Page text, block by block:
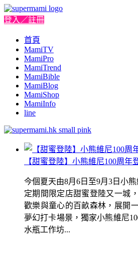
登入／註冊
首頁
MamiTV
MamiPro
MamiTrend
MamiBible
MamiBlog
MamiShop
MamiInfo
line
【甜蜜登陸】小熊維尼100周年
今個夏天由8月6日至9月3日小
定期間限定店甜蜜登陸又一城
歡樂與童心的百畝森林，展開
夢幻打卡場景，獨家小熊維尼
水瓶工作坊...